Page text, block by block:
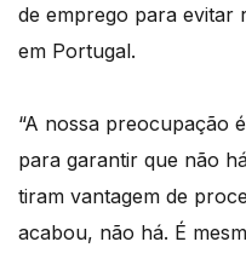
de emprego para evitar
em Portugal.
“A nossa preocupação
para garantir que não
tiram vantagem de
acabou, não há. É